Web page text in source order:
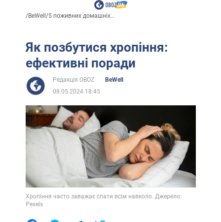
/BeWell /5 поживних домашніх...
Як позбутися хропіння:
ефективні поради
Редакція OBOZ
BeWell
08.05.2024 18:45
Хропіння часто заважає спати всім навколо. Джерело:
Pexels